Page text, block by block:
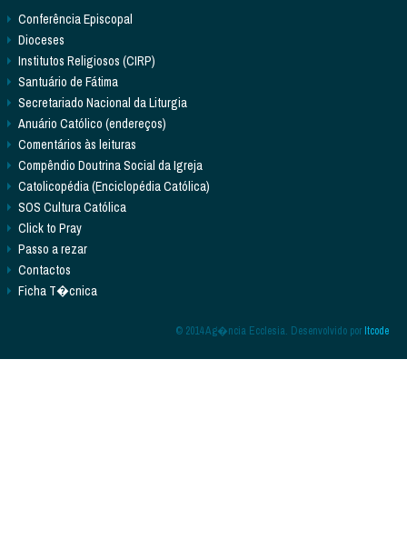
Conferência Episcopal
Dioceses
Institutos Religiosos (CIRP)
Santuário de Fátima
Secretariado Nacional da Liturgia
Anuário Católico (endereços)
Comentários às leituras
Compêndio Doutrina Social da Igreja
Catolicopédia (Enciclopédia Católica)
SOS Cultura Católica
Click to Pray
Passo a rezar
Contactos
Ficha T�cnica
© 2014 Ag�ncia Ecclesia. Desenvolvido porItcode